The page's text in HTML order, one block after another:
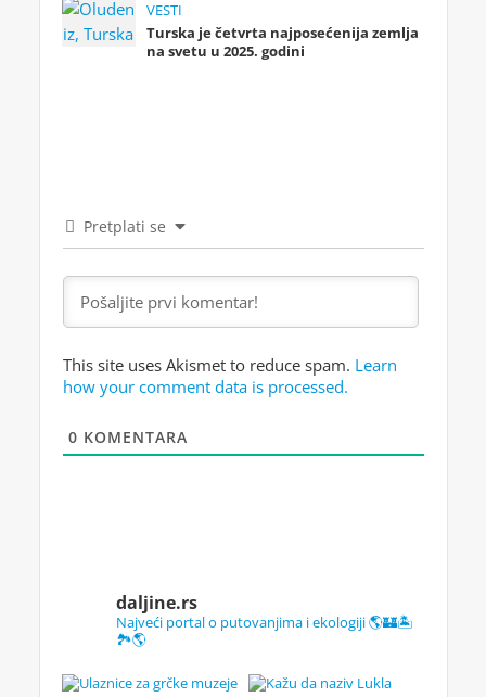
VESTI
Turska je četvrta najposećenija zemlja
na svetu u 2025. godini
Pretplati se
This site uses Akismet to reduce spam. Learn
how your comment data is processed.
0 KOMENTARA
daljine.rs
Najveći portal o putovanjima i ekologiji 🌎🏰🏝️
🏞️🌎